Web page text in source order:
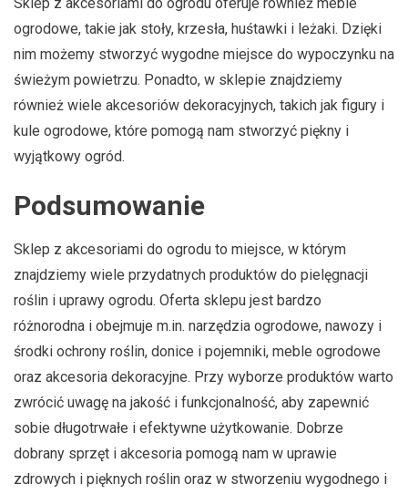
ogrodowe, takie jak stoły, krzesła, huśtawki i leżaki. Dzięki
nim możemy stworzyć wygodne miejsce do wypoczynku na
świeżym powietrzu. Ponadto, w sklepie znajdziemy
również wiele akcesoriów dekoracyjnych, takich jak figury i
kule ogrodowe, które pomogą nam stworzyć piękny i
wyjątkowy ogród.
Podsumowanie
Sklep z akcesoriami do ogrodu to miejsce, w którym
znajdziemy wiele przydatnych produktów do pielęgnacji
roślin i uprawy ogrodu. Oferta sklepu jest bardzo
różnorodna i obejmuje m.in. narzędzia ogrodowe, nawozy i
środki ochrony roślin, donice i pojemniki, meble ogrodowe
oraz akcesoria dekoracyjne. Przy wyborze produktów warto
zwrócić uwagę na jakość i funkcjonalność, aby zapewnić
sobie długotrwałe i efektywne użytkowanie. Dobrze
dobrany sprzęt i akcesoria pomogą nam w uprawie
zdrowych i pięknych roślin oraz w stworzeniu wygodnego i